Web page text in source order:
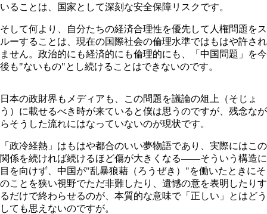
いることは、国家として深刻な安全保障リスクです。
そして何より、自分たちの経済合理性を優先して人権問題をス
ルーすることは、現在の国際社会の倫理水準ではもはや許され
ません。政治的にも経済的にも倫理的にも、「中国問題」を今
後も"ないもの"とし続けることはできないのです。
日本の政財界もメディアも、この問題を議論の俎上（そじょ
う）に載せるべき時が来ていると僕は思うのですが、残念なが
らそうした流れにはなっていないのが現状です。
「政冷経熱」はもはや都合のいい夢物語であり、実際にはこの
関係を続ければ続けるほど傷が大きくなる――そういう構造に
目を向けず、中国が"乱暴狼藉（ろうぜき）"を働いたときにそ
のことを狭い視野でただ非難したり、遺憾の意を表明したりす
るだけで終わらせるのが、本質的な意味で「正しい」とはどう
しても思えないのですが。